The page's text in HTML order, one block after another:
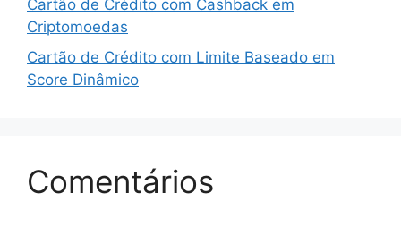
Cartão de Crédito com Cashback em
Criptomoedas
Cartão de Crédito com Limite Baseado em
Score Dinâmico
Comentários